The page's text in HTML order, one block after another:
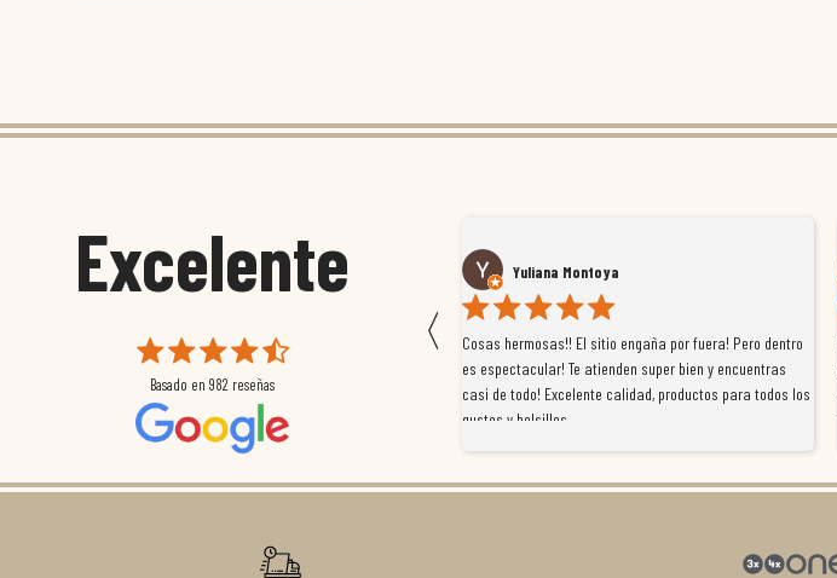
Excelente
Basado en 982 reseñas
〈
Susana García Luis
Magnífica atención al cliente. Tuvimos un pequeño
retraso en el pedido y desde el minuto uno se
preocuparon por ayudarnos en todo. Gracias a Sergio,
magnífico gestor... atento, amable, un servicio de 10.
Gracias de nuevo por todo!
Yuliana Montoya
Cosas hermosas!! El sitio engaña por fuera! Pero dentro
es espectacular! Te atienden super bien y encuentras
casi de todo! Excelente calidad, productos para todos los
gustos y bolsillos